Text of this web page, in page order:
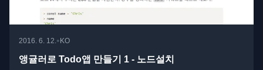
2016. 6. 12. •KO
앵귤러로 Todo앱 만들기 1 - 노드설치